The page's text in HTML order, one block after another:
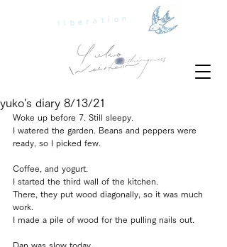
liberation
yuko's diary 8/13/21
Woke up before 7. Still sleepy.
I watered the garden. Beans and peppers were
ready, so I picked few.
Coffee, and yogurt.
I started the third wall of the kitchen.
There, they put wood diagonally, so it was much
work.
I made a pile of wood for the pulling nails out.
Dan was slow today.